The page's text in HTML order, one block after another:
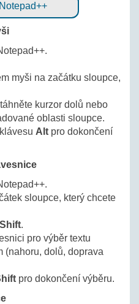
myši na začátku sloupce,
kurzor dolů nebo
oblasti sloupce.
Alt pro dokončení
sloupce, který chcete
.
pro výběr textu
(nahoru, dolů, doprava
pro dokončení výběru.